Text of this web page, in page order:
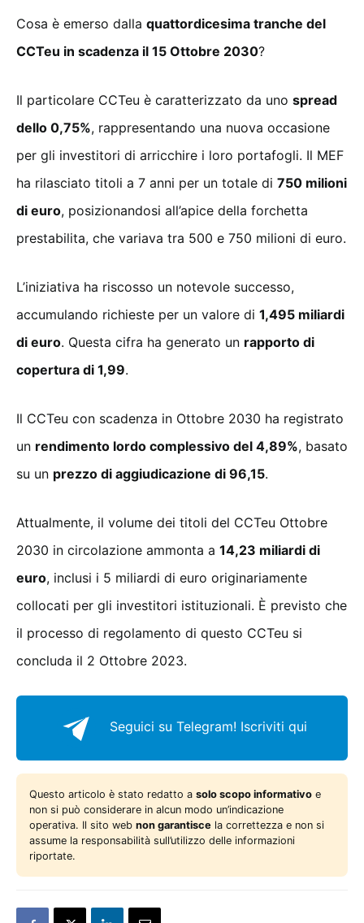
Cosa è emerso dalla quattordicesima tranche del
CCTeu in scadenza il 15 Ottobre 2030?
Il particolare CCTeu è caratterizzato da uno spread
dello 0,75%, rappresentando una nuova occasione
per gli investitori di arricchire i loro portafogli. Il MEF
ha rilasciato titoli a 7 anni per un totale di 750 milioni
di euro, posizionandosi all’apice della forchetta
prestabilita, che variava tra 500 e 750 milioni di euro.
L’iniziativa ha riscosso un notevole successo,
accumulando richieste per un valore di 1,495 miliardi
di euro. Questa cifra ha generato un rapporto di
copertura di 1,99.
Il CCTeu con scadenza in Ottobre 2030 ha registrato
un rendimento lordo complessivo del 4,89%, basato
su un prezzo di aggiudicazione di 96,15.
Attualmente, il volume dei titoli del CCTeu Ottobre
2030 in circolazione ammonta a 14,23 miliardi di
euro, inclusi i 5 miliardi di euro originariamente
collocati per gli investitori istituzionali. È previsto che
il processo di regolamento di questo CCTeu si
concluda il 2 Ottobre 2023.
Seguici su Telegram! Iscriviti qui
Questo articolo è stato redatto a solo scopo informativo e
non si può considerare in alcun modo un’indicazione
operativa. Il sito web non garantisce la correttezza e non si
assume la responsabilità sull’utilizzo delle informazioni
riportate.